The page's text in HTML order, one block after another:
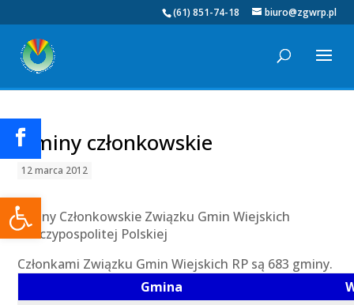
Otwórz pasek narzędzi
(61) 851-74-18 biuro@zgwrp.pl
Gminy członkowskie
12 marca 2012
Gminy Członkowskie Związku Gmin Wiejskich
Rzeczypospolitej Polskiej
Członkami Związku Gmin Wiejskich RP są 683 gminy.
Gmina